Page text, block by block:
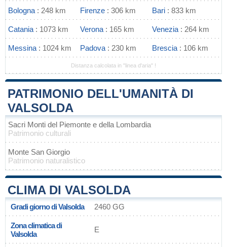
Bologna : 248 km Firenze : 306 km Bari : 833 km
Catania : 1073 km Verona : 165 km Venezia : 264 km
Messina : 1024 km Padova : 230 km Brescia : 106 km
Distanza calcolata in "linea d'aria" !
PATRIMONIO DELL'UMANITÀ DI
VALSOLDA
Sacri Monti del Piemonte e della Lombardia
Patrimonio culturali
Monte San Giorgio
Patrimonio naturalistico
CLIMA DI VALSOLDA
Gradi giorno di Valsolda 2460 GG
Zona climatica di
Valsolda
E